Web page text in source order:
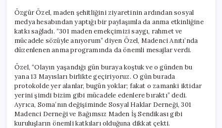
Özgür Özel, maden şehitliğini ziyaretinin ardından sosyal
medya hesabından yaptığı bir paylaşımla da anma etkinliğine
katkı sağladı. “301 maden emekçimizi saygı, rahmet ve
mücadele sözüyle anıyorum” diyen Özel, Madenci Anıtı’nda
düzenlenen anma programında da önemli mesajlar verdi.
Özel, “Olayın yaşandığı gün buraya koştuk ve o günden bu
yana 13 Mayısları birlikte geçiriyoruz. O gün burada
protokolde yer alanlar, bugün yoklar; fakat o zamanki iktidar
yerini şimdi bizim gibi mücadele edenlere bıraktı” dedi.
Ayrıca, Soma’nın değişiminde Sosyal Haklar Derneği, 301
Madenci Derneği ve Bağımsız Maden İş Sendikası gibi
kuruluşların önemli katkıları olduğuna dikkat çekti.